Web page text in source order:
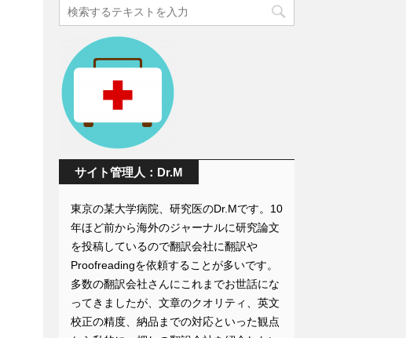
サイト管理人：Dr.M
東京の某大学病院、研究医のDr.Mです。10
年ほど前から海外のジャーナルに研究論文
を投稿しているので翻訳会社に翻訳や
Proofreadingを依頼することが多いです。
多数の翻訳会社さんにこれまでお世話にな
ってきましたが、文章のクオリティ、英文
校正の精度、納品までの対応といった観点